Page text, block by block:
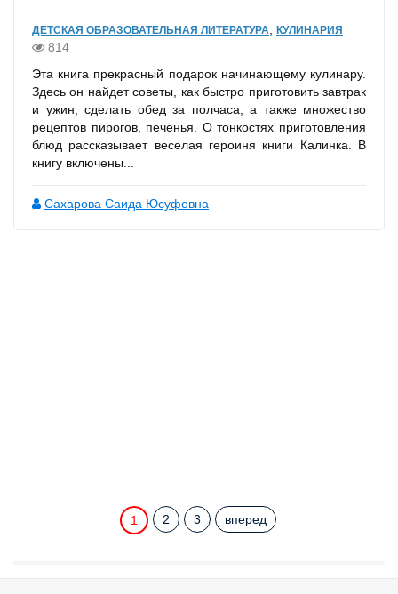
ДЕТСКАЯ ОБРАЗОВАТЕЛЬНАЯ ЛИТЕРАТУРА КУЛИНАРИЯ
814
Эта книга прекрасный подарок начинающему кулинару.
Здесь он найдет советы, как быстро приготовить завтрак
и ужин, сделать обед за полчаса, а также множество
рецептов пирогов, печенья. О тонкостях приготовления
блюд рассказывает веселая героиня книги Калинка. В
книгу включены...
Сахарова Саида Юсуфовна
1 2 3 вперед